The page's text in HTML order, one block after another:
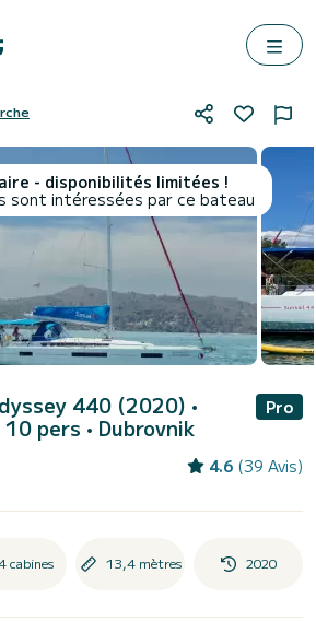
- disponibilités limitées !
sont intéressées par ce bateau
440 (2020) •
pers • Dubrovnik
Pro
4.6 (39 Avis)
cabines 13,4 mètres 2020